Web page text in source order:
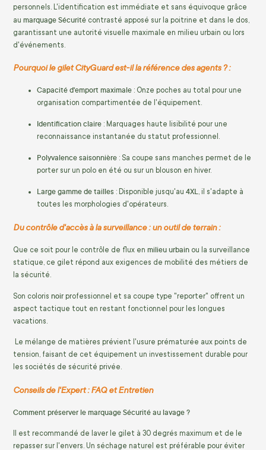
personnels. L'identification est immédiate et sans équivoque grâce
au marquage Sécurité contrasté apposé sur la poitrine et dans le dos,
garantissant une autorité visuelle maximale en milieu urbain ou lors
d'événements.
Pourquoi le gilet CityGuard est-il la référence des agents ? :
Capacité d'emport maximale : Onze poches au total pour une
organisation compartimentée de l'équipement.
Identification claire : Marquages haute lisibilité pour une
reconnaissance instantanée du statut professionnel.
Polyvalence saisonnière : Sa coupe sans manches permet de le
porter sur un polo en été ou sur un blouson en hiver.
Large gamme de tailles : Disponible jusqu'au 4XL, il s'adapte à
toutes les morphologies d'opérateurs.
Du contrôle d'accès à la surveillance : un outil de terrain :
Que ce soit pour le contrôle de flux en milieu urbain ou la surveillance
statique, ce gilet répond aux exigences de mobilité des métiers de
la sécurité.
Son coloris noir professionnel et sa coupe type "reporter" offrent un
aspect tactique tout en restant fonctionnel pour les longues
vacations.
Le mélange de matières prévient l'usure prématurée aux points de
tension, faisant de cet équipement un investissement durable pour
les sociétés de sécurité privée.
Conseils de l'Expert : FAQ et Entretien
Comment préserver le marquage Sécurité au lavage ?
Il est recommandé de laver le gilet à 30 degrés maximum et de le
repasser sur l'envers. Un séchage naturel est préférable pour éviter